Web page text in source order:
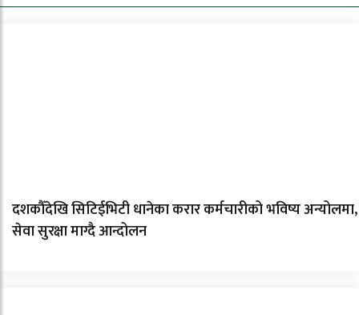
दशकौँदेखि सिटिईभिटी धानेका करार कर्मचारीको भविष्य अन्योलमा,
सेवा सुरक्षा माग्दै आन्दोलन